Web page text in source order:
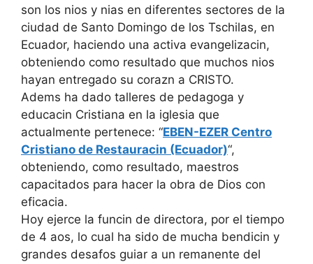
son los nios y nias en diferentes sectores de la
ciudad de Santo Domingo de los Tschilas, en
Ecuador, haciendo una activa evangelizacin,
obteniendo como resultado que muchos nios
hayan entregado su corazn a CRISTO.
Adems ha dado talleres de pedagoga y
educacin Cristiana en la iglesia que
actualmente pertenece: “EBEN-EZER Centro
Cristiano de Restauracin (Ecuador)“,
obteniendo, como resultado, maestros
capacitados para hacer la obra de Dios con
eficacia.
Hoy ejerce la funcin de directora, por el tiempo
de 4 aos, lo cual ha sido de mucha bendicin y
grandes desafos guiar a un remanente del